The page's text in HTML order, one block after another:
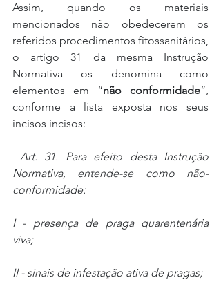
Assim, quando os materiais
mencionados não obedecerem os
referidos procedimentos fitossanitários,
o artigo 31 da mesma Instrução
Normativa os denomina como
elementos em “não conformidade”,
conforme a lista exposta nos seus
incisos incisos:
Normativa, entende-se como não-
conformidade:
I - presença de praga quarentenária
viva;
II - sinais de infestação ativa de pragas;